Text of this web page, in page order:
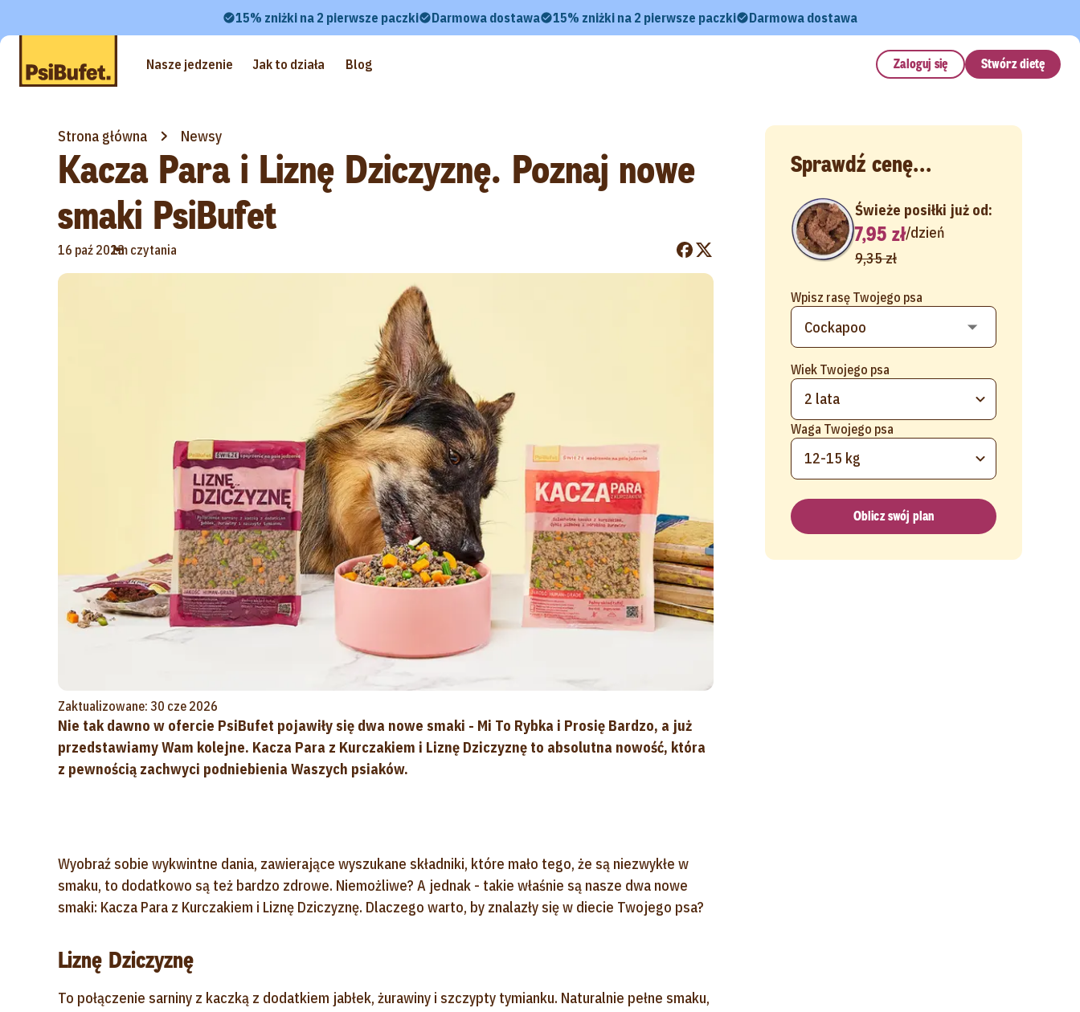
15% zniżki na 2 pierwsze paczki Darmowa dostawa 15% zniżki na 2 pierwsze paczki Darmowa dostawa
Nasze jedzenie Jak to działa Blog Zaloguj się Stwórz dietę
Strona główna Newsy
Kacza Para i Liznę Dziczyznę. Poznaj nowe
smaki PsiBufet
16 paź 2023
•
1m czytania
Zaktualizowane: 30 cze 2026
Nie tak dawno w ofercie PsiBufet pojawiły się dwa nowe smaki - Mi To Rybka i Prosię Bardzo, a już
przedstawiamy Wam kolejne. Kacza Para z Kurczakiem i Liznę Dziczyznę to absolutna nowość, która
z pewnością zachwyci podniebienia Waszych psiaków.
Wyobraź sobie wykwintne dania, zawierające wyszukane składniki, które mało tego, że są niezwykłe w
smaku, to dodatkowo są też bardzo zdrowe. Niemożliwe? A jednak - takie właśnie są nasze dwa nowe
smaki: Kacza Para z Kurczakiem i Liznę Dziczyznę. Dlaczego warto, by znalazły się w diecie Twojego psa?
Liznę Dziczyznę
To połączenie sarniny z kaczką z dodatkiem jabłek, żurawiny i szczypty tymianku. Naturalnie pełne smaku,
Sprawdź cenę...
Wpisz rasę Twojego psa
Wiek Twojego psa
2 lata
Waga Twojego psa
12-15 kg
Świeże posiłki już od:
7,95 zł/dzień
9,35 zł
Oblicz swój plan